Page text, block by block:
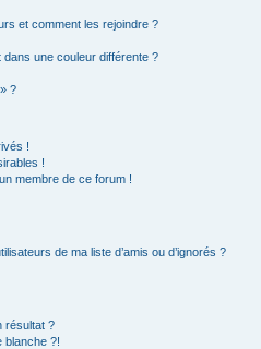
et comment les rejoindre ?
une couleur différente ?
?
!
!
membre de ce forum !
de ma liste d’amis ou d’ignorés ?
résultat ?
blanche ?!